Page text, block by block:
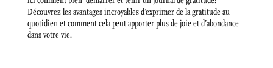
Découvrez les avantages incroyables d’exprimer de la gratitude au
quotidien et comment cela peut apporter plus de joie et d’abondance
dans votre vie.